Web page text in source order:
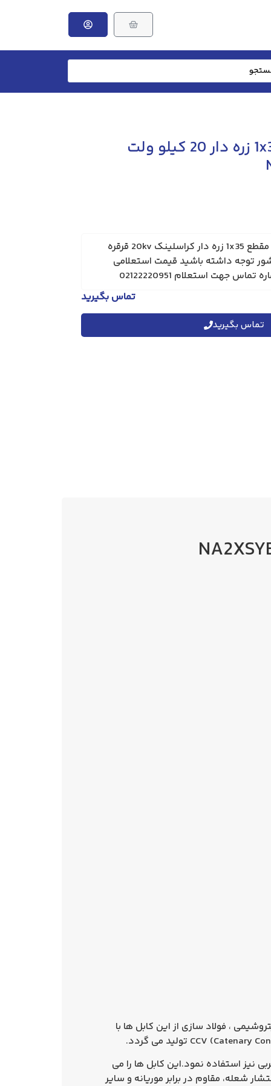
کابل آلومینیوم 1x35 زره دار 20 کیلو ولت
کابل آلومینیوم NA2XSYBY مقطع 1x35 زره دار کراسلینک 20kv قرقره
کشور توجه داشته باشید قیمت استعلامی
تماس بگیرید
تماس بگیرید
، فولاد سازی از این کابل ها با
نیز استفاده نمود.این كابل ها را می
شعله، مقاوم در برابر موریانه و سایر